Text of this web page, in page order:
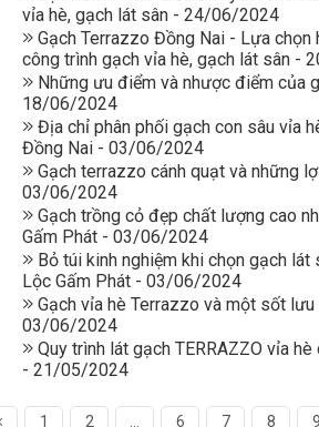
vỉa hè, gạch lát sân - 24/06/2024
Gạch Terrazzo Đồng Nai - Lựa chọn
công trình gạch vỉa hè, gạch lát sân -
Những ưu điểm và nhược điểm của
18/06/2024
Địa chỉ phân phối gạch con sâu vỉa
Đồng Nai - 03/06/2024
Gạch terrazzo cánh quạt và những
03/06/2024
Gạch trồng cỏ đẹp chất lượng cao
Gấm Phát - 03/06/2024
Bỏ túi kinh nghiệm khi chọn gạch
Lộc Gấm Phát - 03/06/2024
Gạch vỉa hè Terrazzo và một sốt lưu
03/06/2024
Quy trình lát gạch TERRAZZO vỉa
- 21/05/2024
1 2 6 7 8 9